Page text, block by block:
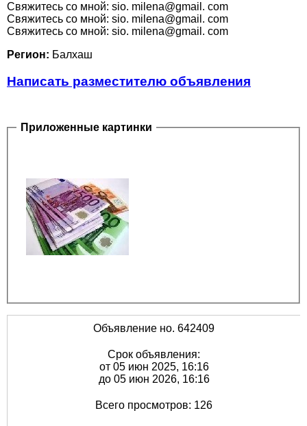
Cвяжитесь со мной: sio. milena@gmail. com
Cвяжитесь со мной: sio. milena@gmail. com
Cвяжитесь со мной: sio. milena@gmail. com
Регион: Балхаш
Написать разместителю объявления
Приложенные картинки
Объявление но. 642409
Срок объявления:
от 05 июн 2025, 16:16
до 05 июн 2026, 16:16
Всего просмотров: 126